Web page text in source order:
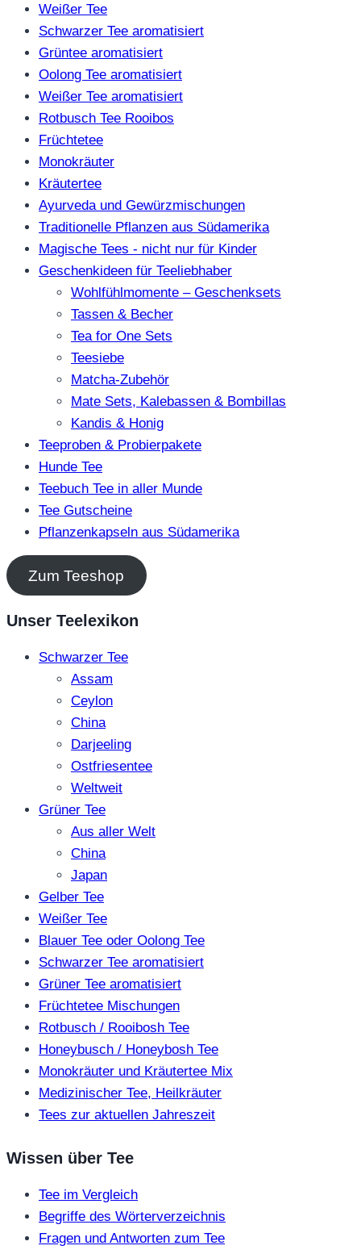
Weißer Tee
Schwarzer Tee aromatisiert
Grüntee aromatisiert
Oolong Tee aromatisiert
Weißer Tee aromatisiert
Rotbusch Tee Rooibos
Früchtetee
Monokräuter
Kräutertee
Ayurveda und Gewürzmischungen
Traditionelle Pflanzen aus Südamerika
Magische Tees - nicht nur für Kinder
Geschenkideen für Teeliebhaber
Wohlfühlmomente – Geschenksets
Tassen & Becher
Tea for One Sets
Teesiebe
Matcha-Zubehör
Mate Sets, Kalebassen & Bombillas
Kandis & Honig
Teeproben & Probierpakete
Hunde Tee
Teebuch Tee in aller Munde
Tee Gutscheine
Pflanzenkapseln aus Südamerika
Zum Teeshop
Unser Teelexikon
Schwarzer Tee
Assam
Ceylon
China
Darjeeling
Ostfriesentee
Weltweit
Grüner Tee
Aus aller Welt
China
Japan
Gelber Tee
Weißer Tee
Blauer Tee oder Oolong Tee
Schwarzer Tee aromatisiert
Grüner Tee aromatisiert
Früchtetee Mischungen
Rotbusch / Rooibosh Tee
Honeybusch / Honeybosh Tee
Monokräuter und Kräutertee Mix
Medizinischer Tee, Heilkräuter
Tees zur aktuellen Jahreszeit
Wissen über Tee
Tee im Vergleich
Begriffe des Wörterverzeichnis
Fragen und Antworten zum Tee